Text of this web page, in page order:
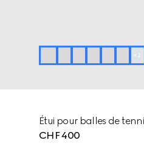
+ 2
Étui pour balles de
CHF 400